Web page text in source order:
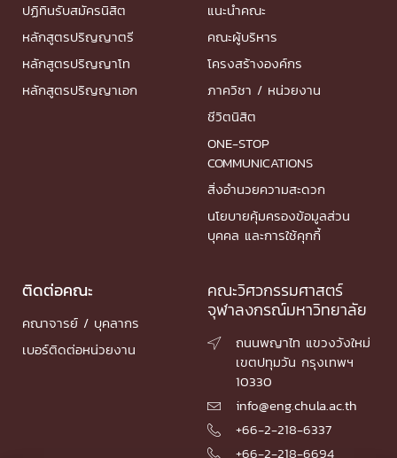
ปฏิทินรับสมัครนิสิต
หลักสูตรปริญญาตรี
หลักสูตรปริญญาโท
หลักสูตรปริญญาเอก
แนะนำคณะ
คณะผู้บริหาร
โครงสร้างองค์กร
ภาควิชา / หน่วยงาน
ชีวิตนิสิต
ONE-STOP
COMMUNICATIONS
สิ่งอำนวยความสะดวก
นโยบายคุ้มครองข้อมูลส่วน
บุคคล และการใช้คุกกี้
ติดต่อคณะ
คณาจารย์ / บุคลากร
เบอร์ติดต่อหน่วยงาน
คณะวิศวกรรมศาสตร์
จุฬาลงกรณ์มหาวิทยาลัย

ถนนพญาไท แขวงวังใหม่
เขตปทุมวัน กรุงเทพฯ
10330
 info@eng.chula.ac.th
 +66-2-218-6337
 +66-2-218-6694